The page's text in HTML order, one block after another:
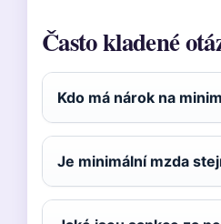
Často kladené
Kdo má nárok na
Je minimální mzda